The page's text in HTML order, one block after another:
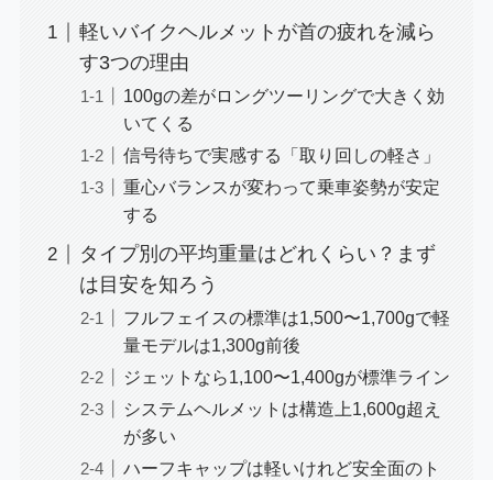
軽いバイクヘルメットが首の疲れを減ら
す3つの理由
100gの差がロングツーリングで大きく効
いてくる
信号待ちで実感する「取り回しの軽さ」
重心バランスが変わって乗車姿勢が安定
する
タイプ別の平均重量はどれくらい？まず
は目安を知ろう
フルフェイスの標準は1,500〜1,700gで軽
量モデルは1,300g前後
ジェットなら1,100〜1,400gが標準ライン
システムヘルメットは構造上1,600g超え
が多い
ハーフキャップは軽いけれど安全面のト